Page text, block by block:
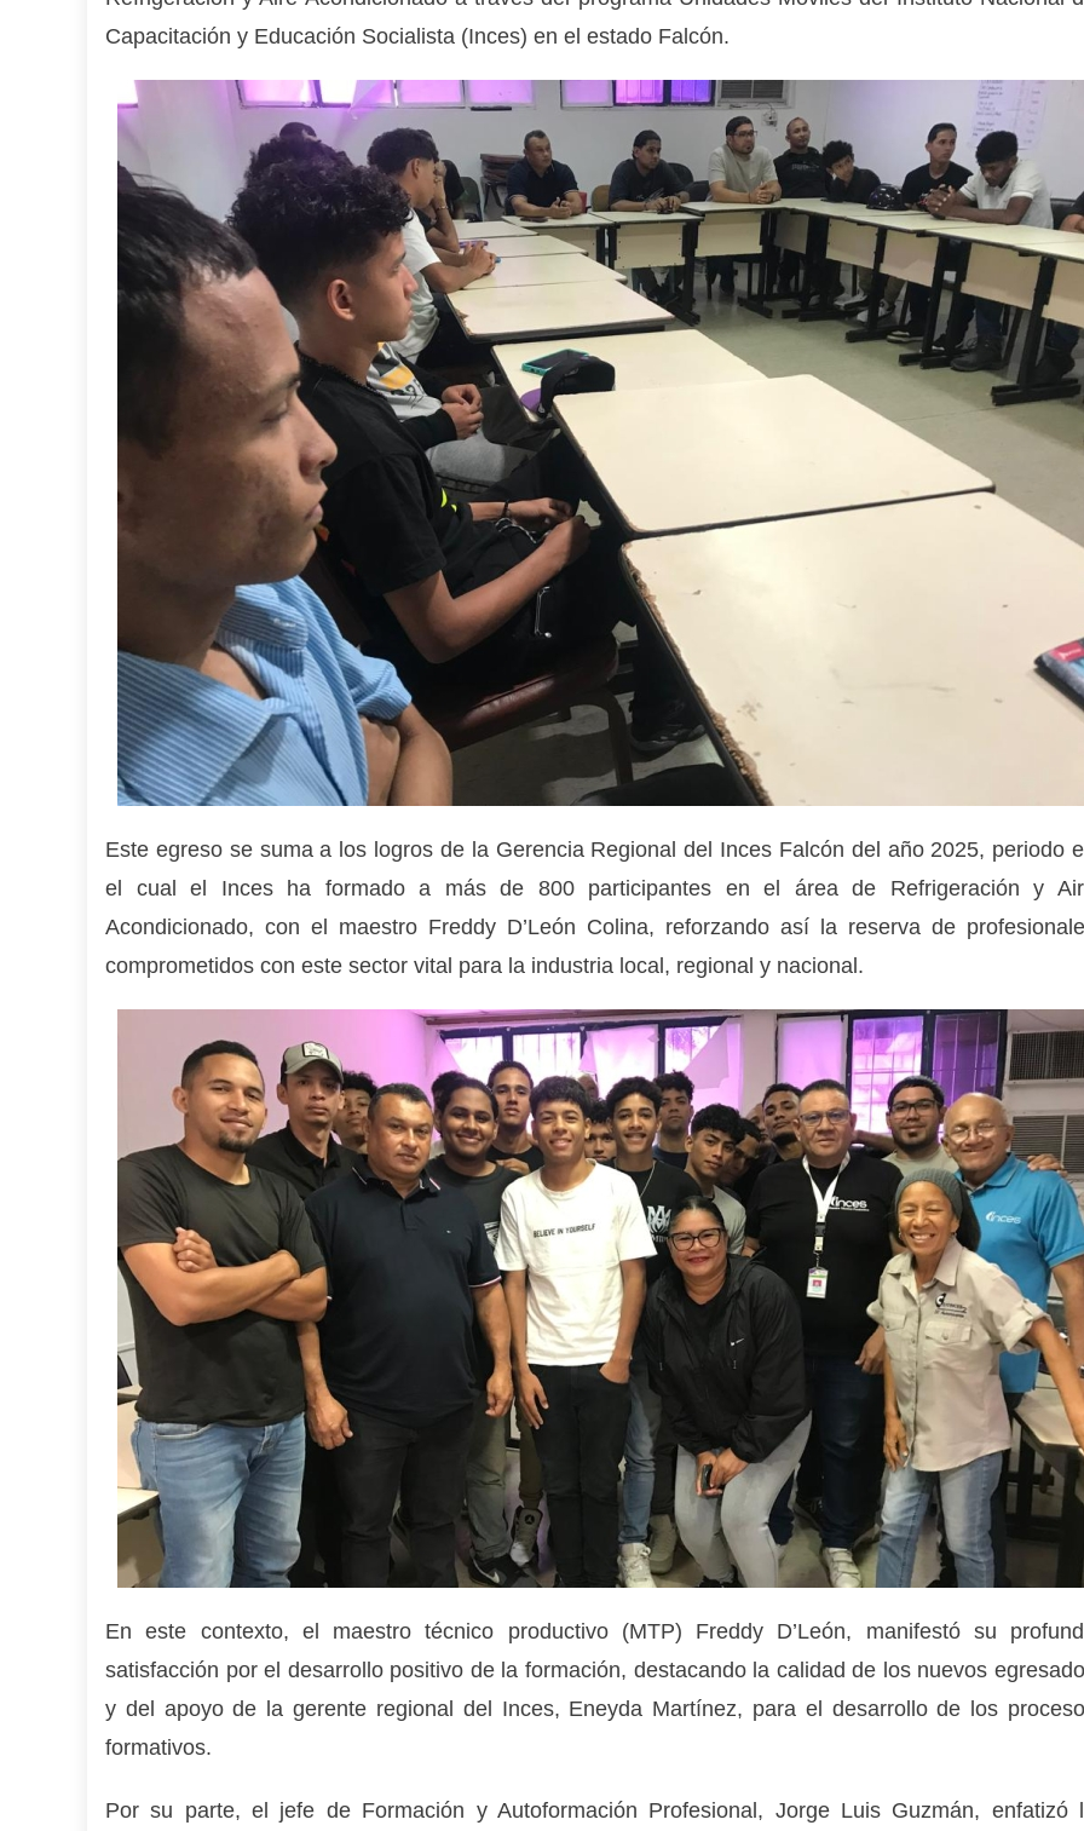
Capacitación y Educación Socialista (Inces) en el estado Falcón.
Este egreso se suma a los logros de la Gerencia Regional del Inces Falcón del año 2025, periodo
el cual el Inces ha formado a más de 800 participantes en el área de Refrigeración y
Acondicionado, con el maestro Freddy D’León Colina, reforzando así la reserva de
comprometidos con este sector vital para la industria local, regional y nacional.
En este contexto, el maestro técnico productivo (MTP) Freddy D’León, manifestó su
satisfacción por el desarrollo positivo de la formación, destacando la calidad de los nuevos
y del apoyo de la gerente regional del Inces, Eneyda Martínez, para el desarrollo de los
formativos.
Por su parte, el jefe de Formación y Autoformación Profesional, Jorge Luis Guzmán, enfatizó